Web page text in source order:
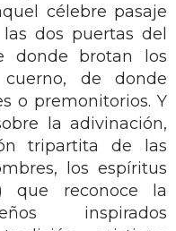
célebre pasaje
dos puertas del
donde brotan los
de donde
o premonitorios. Y
la adivinación,
tripartita de las
los espíritus
que reconoce la
inspirados